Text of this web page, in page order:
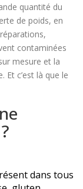
quantité du
de poids, en
contaminées
mesure et la
c’est là que le
dans tous